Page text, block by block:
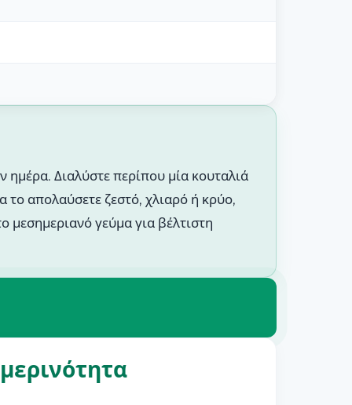
Διαλύστε περίπου μία κουταλιά
απολαύσετε ζεστό, χλιαρό ή κρύο,
μεσημεριανό γεύμα για βέλτιστη